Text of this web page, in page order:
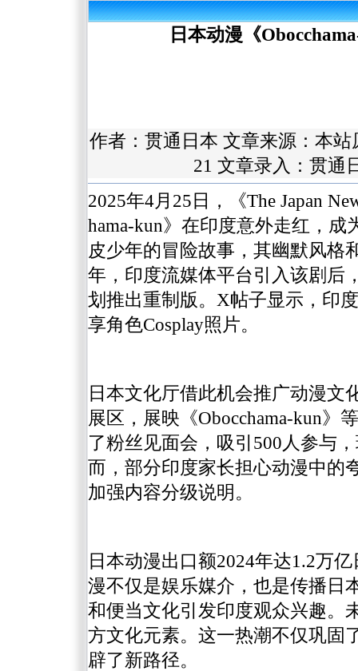
日本动漫《
作者： 贯通日本 文章来源：本站
21 文章录入：贯通
2025年4月25日，《The Japan
hama-kun》在印度意外走红，
皮少年的冒险故事，其幽默风格
年，印度流媒体平台引入该剧后
划推出重制版。X帖子显示，印
享角色Cosplay照片。
日本文化厅借此机会推广动漫文
展区，展映《Obocchama-kun》
了粉丝见面会，吸引500人参与
而，部分印度家长担心动漫中的
加强内容分级说明。
日本动漫出口额2024年达1.2万
漫不仅是娱乐媒介，也是传播日
和便当文化引发印度观众兴趣。
方文化元素。这一热潮不仅巩固
辟了新路径。